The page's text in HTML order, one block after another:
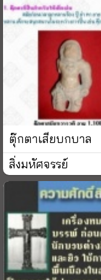
ตุ๊กตาเสียบกบาล
สิ่งมหัศจรรย์